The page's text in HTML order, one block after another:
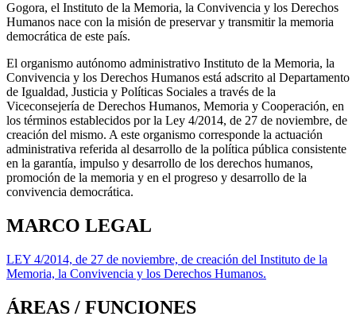
Gogora, el Instituto de la Memoria, la Convivencia y los Derechos
Humanos nace con la misión de preservar y transmitir la memoria
democrática de este país.
El organismo autónomo administrativo Instituto de la Memoria, la
Convivencia y los Derechos Humanos está adscrito al Departamento
de Igualdad, Justicia y Políticas Sociales a través de la
Viceconsejería de Derechos Humanos, Memoria y Cooperación, en
los términos establecidos por la Ley 4/2014, de 27 de noviembre, de
creación del mismo. A este organismo corresponde la actuación
administrativa referida al desarrollo de la política pública consistente
en la garantía, impulso y desarrollo de los derechos humanos,
promoción de la memoria y en el progreso y desarrollo de la
convivencia democrática.
MARCO LEGAL
LEY 4/2014, de 27 de noviembre, de creación del Instituto de la
Memoria, la Convivencia y los Derechos Humanos.
ÁREAS / FUNCIONES